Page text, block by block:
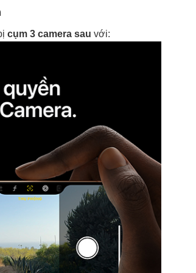
cụm 3 camera sau với: